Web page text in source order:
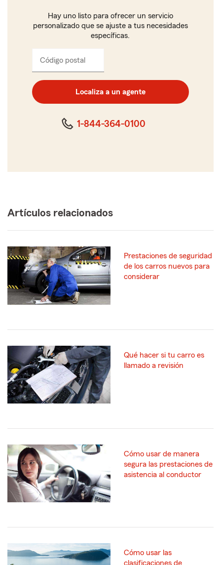
Hay uno listo para ofrecer un servicio
personalizado que se ajuste a tus necesidades
específicas.
Código postal
código
postal
de
cinco
Localiza a un agente
1-844-364-0100
Artículos relacionados
Prestaciones de seguridad
de los carros nuevos para
considerar
Qué hacer si tu carro es
llamado a revisión
Cómo usar de manera
segura las prestaciones de
asistencia al conductor
Cómo usar las
clasificaciones de